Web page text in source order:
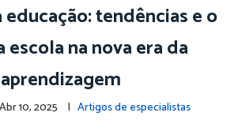
tendências e o
escola na nova era da
aprendizagem
10, 2025 | Artigos de especialistas